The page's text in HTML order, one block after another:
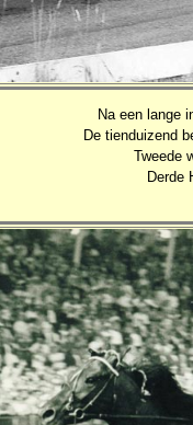
Na een lange
De tienduizend
Tweede
Derde